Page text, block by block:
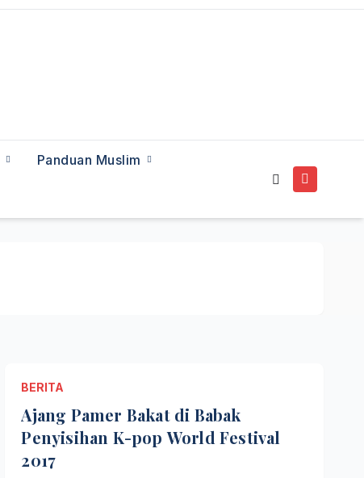
Panduan Muslim
BERITA
Ajang Pamer Bakat di Babak
Penyisihan K-pop World Festival
2017